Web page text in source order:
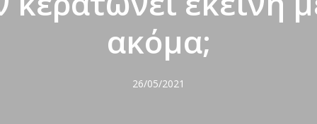
ακόμα;
26/05/2021